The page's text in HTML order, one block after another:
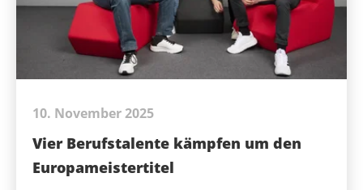
10. November 2025
Vier Berufstalente kämpfen um den
Europameistertitel